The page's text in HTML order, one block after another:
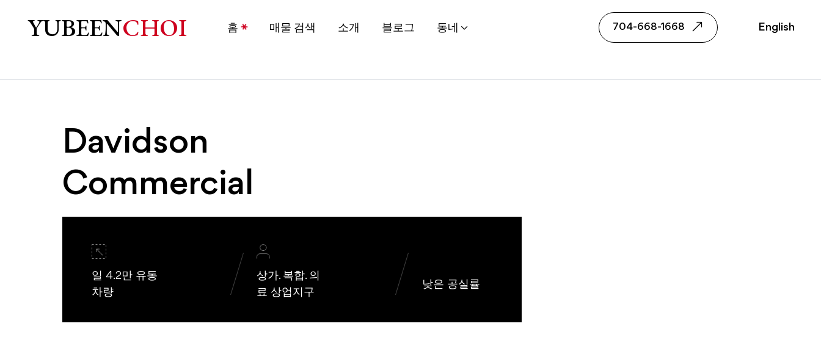
Davidson, NC Homes for Sale - Expert Bilingual Realtor
YUBEENCHOI 704-668-1668 English
홈 매물 검색 소개 블로그 동네
Davidson
Commercial
일 4.2만 유동
차량
상가. 복합. 의
료 상업지구
낮은 공실률